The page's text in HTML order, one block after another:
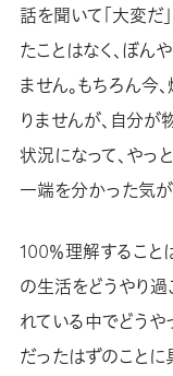
話を聞いて「大変だ
たことはなく、ぼん
ません。もちろん今
りませんが、自分
状況になって、やっ
一端を分かった気が
100％理解すること
の生活をどうやり過
れている中でどうや
だったはずのこと